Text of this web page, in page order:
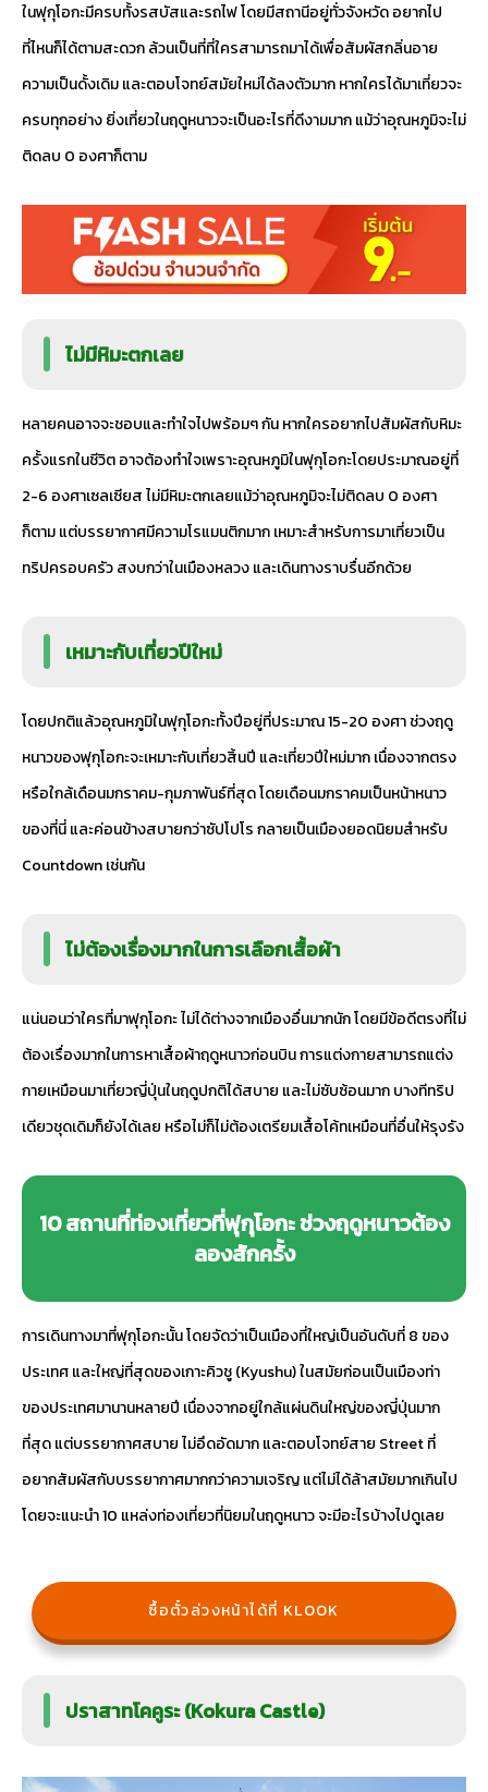
ในฟุกุโอกะมีครบทั้งรสบัสและรถไฟ โดยมีสถานีอยู่ทั่วจังหวัด อยากไป
ที่ไหนก็ได้ตามสะดวก ล้วนเป็นที่ที่ใครสามารถมาได้เพื่อสัมผัสกลิ่นอาย
ความเป็นดั้งเดิม และตอบโจทย์สมัยใหม่ได้ลงตัวมาก หากใครได้มาเที่ยวจะ
ครบทุกอย่าง ยิ่งเที่ยวในฤดูหนาวจะเป็นอะไรที่ดีงามมาก แม้ว่าอุณหภูมิจะไม่
ติดลบ 0 องศาก็ตาม
ไม่มีหิมะตกเลย
หลายคนอาจจะชอบและทำใจไปพร้อมๆ กัน หากใครอยากไปสัมผัสกับหิมะ
ครั้งแรกในชีวิต อาจต้องทำใจเพราะอุณหภูมิในฟุกุโอกะโดยประมาณอยู่ที่
2-6 องศาเซลเซียส ไม่มีหิมะตกเลยแม้ว่าอุณหภูมิจะไม่ติดลบ 0 องศา
ก็ตาม แต่บรรยากาศมีความโรแมนติกมาก เหมาะสำหรับการมาเที่ยวเป็น
ทริปครอบครัว สงบกว่าในเมืองหลวง และเดินทางราบรื่นอีกด้วย
เหมาะกับเที่ยวปีใหม่
โดยปกติแล้วอุณหภูมิในฟุกุโอกะทั้งปีอยู่ที่ประมาณ 15-20 องศา ช่วงฤดู
หนาวของฟุกุโอกะจะเหมาะกับเที่ยวสิ้นปี และเที่ยวปีใหม่มาก เนื่องจากตรง
หรือใกล้เดือนมกราคม-กุมภาพันธ์ที่สุด โดยเดือนมกราคมเป็นหน้าหนาว
ของที่นี่ และค่อนข้างสบายกว่าซัปโปโร กลายเป็นเมืองยอดนิยมสำหรับ
Countdown เช่นกัน
ไม่ต้องเรื่องมากในการเลือกเสื้อผ้า
แน่นอนว่าใครที่มาฟุกุโอกะ ไม่ได้ต่างจากเมืองอื่นมากนัก โดยมีข้อดีตรงที่ไม่
ต้องเรื่องมากในการหาเสื้อผ้าฤดูหนาวก่อนบิน การแต่งกายสามารถแต่ง
กายเหมือนมาเที่ยวญี่ปุ่นในฤดูปกติได้สบาย และไม่ซับซ้อนมาก บางทีทริป
เดียวชุดเดิมก็ยังได้เลย หรือไม่ก็ไม่ต้องเตรียมเสื้อโค้ทเหมือนที่อื่นให้รุงรัง
10 สถานที่ท่องเที่ยวที่ฟุกุโอกะ ช่วงฤดูหนาวต้อง
ลองสักครั้ง
การเดินทางมาที่ฟุกุโอกะนั้น โดยจัดว่าเป็นเมืองที่ใหญ่เป็นอันดับที่ 8 ของ
ประเทศ และใหญ่ที่สุดของเกาะคิวชู (Kyushu) ในสมัยก่อนเป็นเมืองท่า
ของประเทศมานานหลายปี เนื่องจากอยู่ใกล้แผ่นดินใหญ่ของญี่ปุ่นมาก
ที่สุด แต่บรรยากาศสบาย ไม่อึดอัดมาก และตอบโจทย์สาย Street ที่
อยากสัมผัสกับบรรยากาศมากกว่าความเจริญ แต่ไม่ได้ล้าสมัยมากเกินไป
โดยจะแนะนำ 10 แหล่งท่องเที่ยวที่นิยมในฤดูหนาว จะมีอะไรบ้างไปดูเลย
ซื้อตั๋วล่วงหน้าได้ที่ KLOOK
ปราสาทโคคูระ (Kokura Castle)